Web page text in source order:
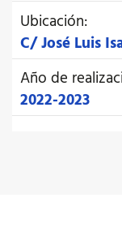
Ubicación:
C/ José Luis
Año de
2022-2023